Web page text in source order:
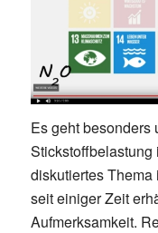
Es geht besonders
diskutiertes
seit einiger Zeit
Aufmerksamkeit.